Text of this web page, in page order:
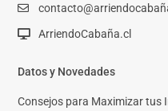
ArriendoCabaña.cl
Datos y Novedades
Consejos para Maximizar tus